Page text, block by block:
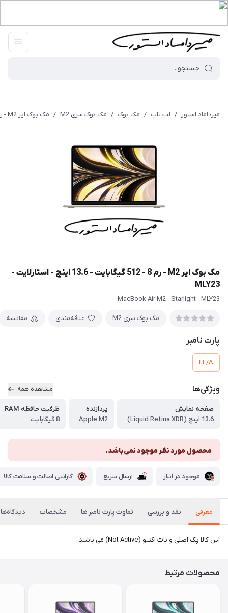
میرداماد استور / لپ تاپ / مک بوک / مک بوک سری M2 / مک بوک ایر M2 - رم 8 - 512 گیگابایت - 13.6 اینچ - استارلایت - MLY23
مک بوک ایر M2 - رم 8 - 512 گیگابایت - 13.6 اینچ - استارلایت -
MLY23
MacBook Air M2 - Starlight - MLY23
مک بوک سری M2 علاقه‌مندی مقایسه
پارت نامبر
LL/A
ویژگی‌ها مشاهده همه
صفحه نمایش
13.6 اینچ (Liquid Retina XDR)
پردازنده
Apple M2
ظرفیت حافظه RAM
8 گیگابایت
محصول مورد نظر موجود نمی‌باشد.
موجود در انبار ارسال سریع گارانتی اصالت و سلامت کالا
معرفی نقد و بررسی تفاوت پارت نامبر ها مشخصات دیدگاه‌ها
این کالا پک اصلی و نات اکتیو (Not Active) می باشند.
محصولات مرتبط